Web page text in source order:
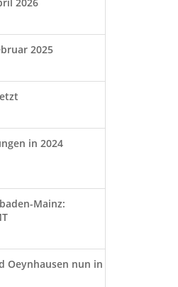
2025
in 2024
Mainz:
Oeynhausen nun in